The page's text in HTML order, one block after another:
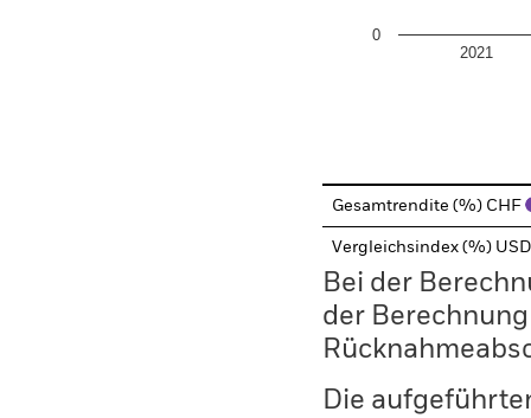
2021
0
Gesamtrendite (%) CHF
Vergleichsindex (%)
Bei der
der
Die